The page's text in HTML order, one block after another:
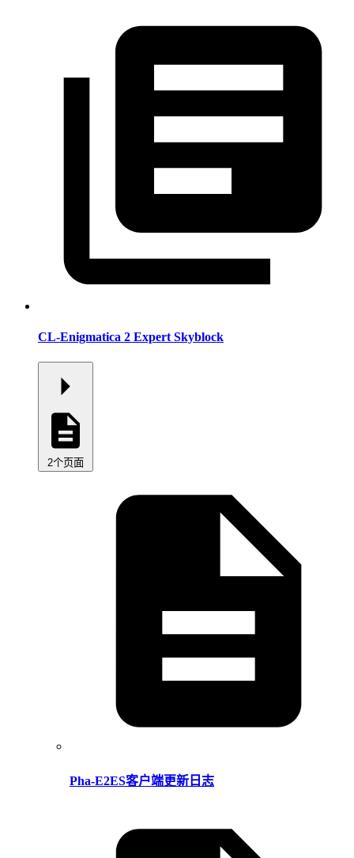
CL-Enigmatica 2 Expert Skyblock
2个页面
Pha-E2ES客户端更新日志